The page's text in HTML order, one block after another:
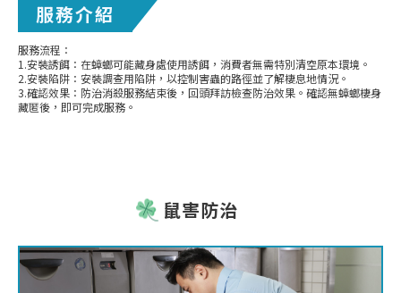
服務介紹
服務流程：
1.安裝誘餌：在蟑螂可能藏身處使用誘餌，消費者無需特別清空原本環境。
2.安裝陷阱：安裝調查用陷阱，以控制害蟲的路徑並了解棲息地情況。
3.確認效果：防治消殺服務結束後，回頭拜訪檢查防治效果。確認無蟑螂棲身
藏匿後，即可完成服務。
鼠害防治